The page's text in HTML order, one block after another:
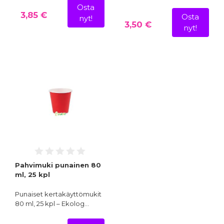
3,85 €
Osta
nyt!
3,50 €
Osta
nyt!
Pahvimuki punainen 80
ml, 25 kpl
Punaiset kertakäyttömukit
80 ml, 25 kpl – Ekolog…